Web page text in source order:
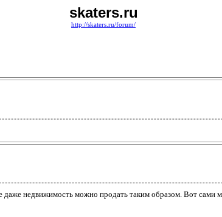
skaters.ru
http://skaters.ru/forum/
недвижимость можно продать таким образом. Вот сами